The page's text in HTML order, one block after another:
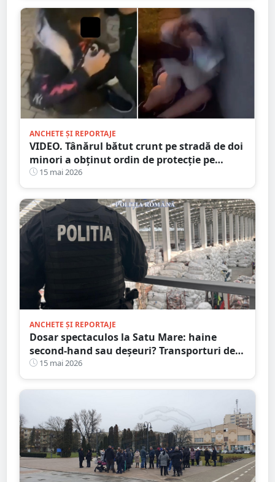
ANCHETE ȘI REPORTAJE
VIDEO. Tânărul bătut crunt pe stradă de doi
minori a obținut ordin de protecție pe
durată MAXIMĂ
15 mai 2026
ANCHETE ȘI REPORTAJE
Dosar spectaculos la Satu Mare: haine
second-hand sau deșeuri? Transporturi de
zeci de tone și acte presupus falsificate
15 mai 2026